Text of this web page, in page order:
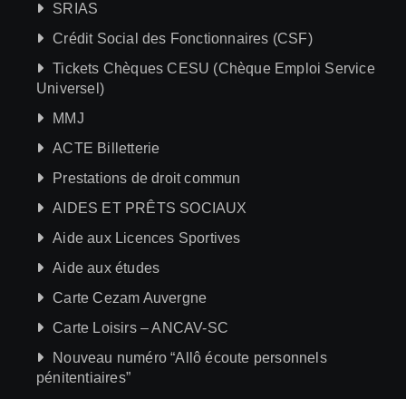
SRIAS
Crédit Social des Fonctionnaires (CSF)
Tickets Chèques CESU (Chèque Emploi Service
Universel)
MMJ
ACTE Billetterie
Prestations de droit commun
AIDES ET PRÊTS SOCIAUX
Aide aux Licences Sportives
Aide aux études
Carte Cezam Auvergne
Carte Loisirs – ANCAV-SC
Nouveau numéro “Allô écoute personnels
pénitentiaires”